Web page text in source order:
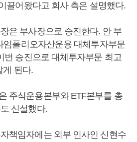
끌어왔다고 회사 측은 설명했다.
은 부사장으로 승진한다. 안 부
임폴리오자산운용 대체투자부문
번 승진으로 대체투자부문 최고
게 된다.
주식운용본부와 ETF본부를 총
신설했다.
책임자에는 외부 인사인 신현수